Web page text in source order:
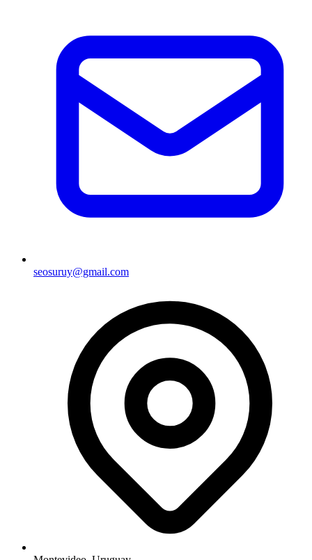
seosuruy@gmail.com